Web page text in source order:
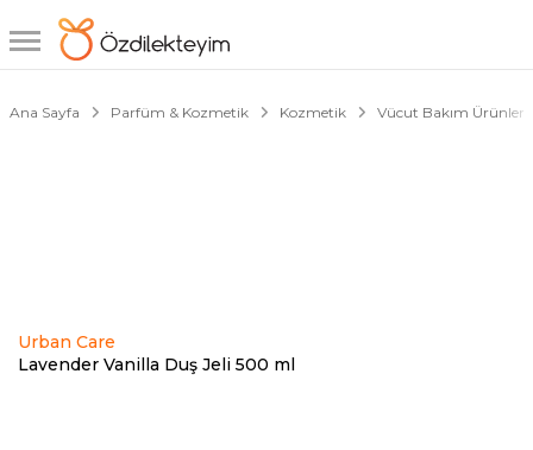
Ana Sayfa Parfüm & Kozmetik Kozmetik Vücut Bakım Ürünleri
Urban Care
Lavender Vanilla Duş Jeli 500 ml
1/7